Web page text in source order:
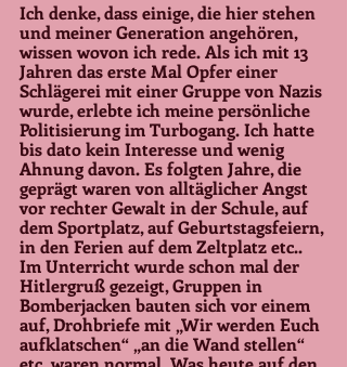
Ich denke, dass einige, die hier stehen
und meiner Generation angehören,
wissen wovon ich rede. Als ich mit 13
Jahren das erste Mal Opfer einer
Schlägerei mit einer Gruppe von Nazis
wurde, erlebte ich meine persönliche
Politisierung im Turbogang. Ich hatte
bis dato kein Interesse und wenig
Ahnung davon. Es folgten Jahre, die
geprägt waren von alltäglicher Angst
vor rechter Gewalt in der Schule, auf
dem Sportplatz, auf Geburtstagsfeiern,
in den Ferien auf dem Zeltplatz etc..
Im Unterricht wurde schon mal der
Hitlergruß gezeigt, Gruppen in
Bomberjacken bauten sich vor einem
auf, Drohbriefe mit „Wir werden Euch
aufklatschen“ „an die Wand stellen“